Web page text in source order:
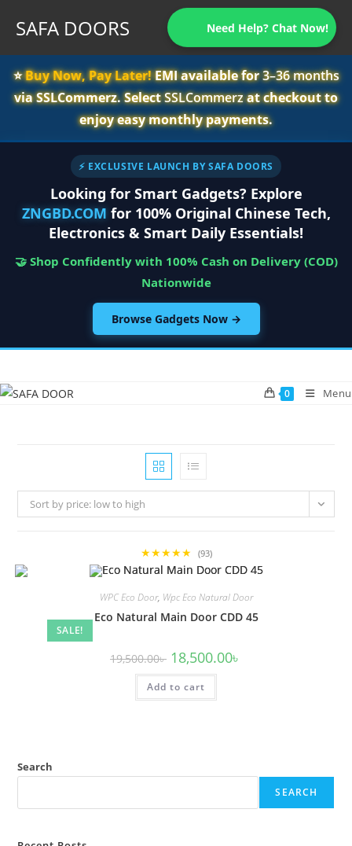
SAFA DOORS Need Help? Chat Now!
⭐️Buy Now, Pay Later!EMI available for3–36 months
via SSLCommerz. SelectSSLCommerzat checkout to
enjoy easy monthly payments.
⚡ EXCLUSIVE LAUNCH BY SAFA DOORS
Looking for Smart Gadgets? Explore
ZNGBD.COM for 100% Original Chinese Tech,
Electronics & Smart Daily Essentials!
🤝 Shop Confidently with 100% Cash on Delivery (COD)
Nationwide
Browse Gadgets Now →
content
0 Menu
Sort by price: low to high
★★★★★ (93)
SALE!
WPC Eco Door, Wpc Eco Natural Door
Eco Natural Main Door CDD 45
19,500.00৳ Original
price
was:
19,500.00৳ .
18,500.00৳
Add to cart
Search
SEARCH